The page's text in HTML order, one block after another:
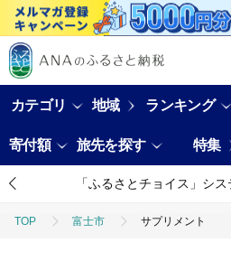
カテゴリ 地域 ランキング
寄付額 旅先を探す 特集
「ふるさとチョイス」シ
TOP 富士市 サプリメント